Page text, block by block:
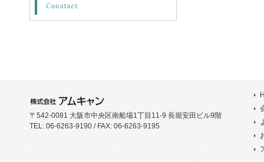
〒542-0081 大阪市中央区南船場1丁目11-9 長堀安田ビル9階
TEL: 06-6263-9190 / FAX: 06-6263-9195